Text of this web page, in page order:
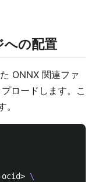
への配置
ONNX 関連ファ
ロードします。こ
ocid> \